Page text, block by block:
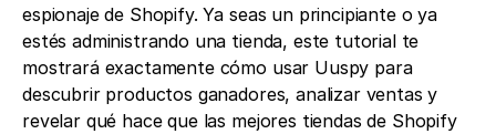
espionaje de Shopify. Ya seas un principiante o ya
estés administrando una tienda, este tutorial te
mostrará exactamente cómo usar Uuspy para
descubrir productos ganadores, analizar ventas y
revelar qué hace que las mejores tiendas de Shopify